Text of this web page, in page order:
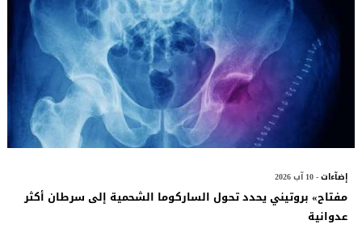
إضآءات- 10 آب 2026
مفتاح» بروتيني يحدد تحول الساركوما الشحمية إلى سرطان أكثر
عدوانية